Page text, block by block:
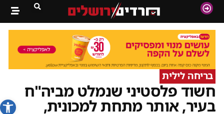
פתח
בריחה לילית
חשוד פלסטיני שנמלט מביה"ח
בעיר, אותר מתחת למכונית,